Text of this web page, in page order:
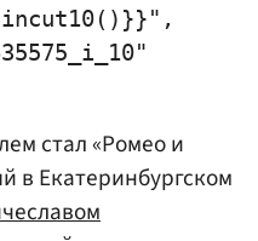
стал «Ромео и
в Екатеринбургском